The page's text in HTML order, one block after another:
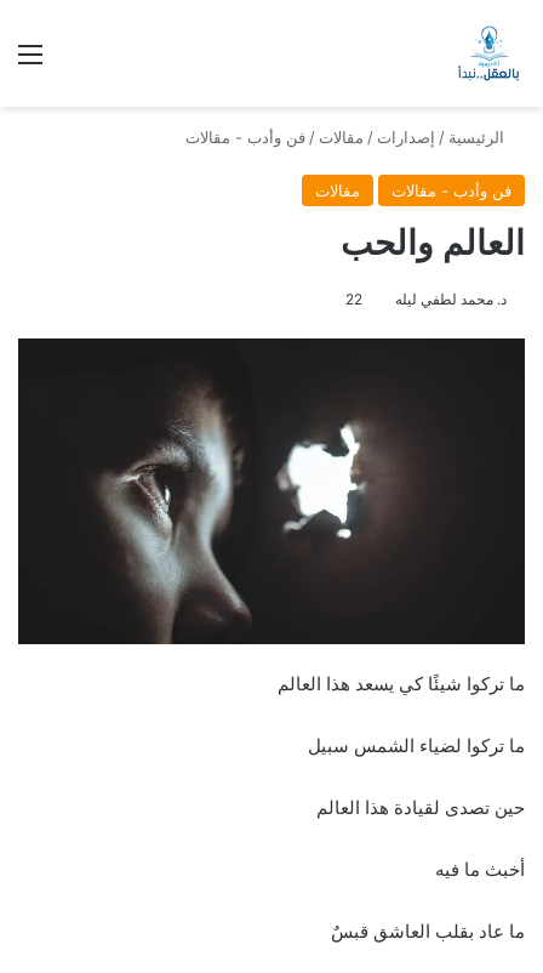
الرئيسية / إصدارات / مقالات / فن وأدب - مقالات
فن وأدب - مقالات مقالات
العالم والحب
د. محمد لطفي ليله 22
ما تركوا شيئًا كي يسعد هذا العالم
ما تركوا لضياء الشمس سبيل
حين تصدى لقيادة هذا العالم
أخبث ما فيه
ما عاد بقلب العاشق قبسٌ